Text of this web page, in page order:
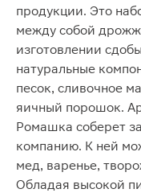
продукции. Это
между собой
изготовлении
натуральные
песок, сливочное
яичный порошок.
Ромашка соберет
компанию. К ней
мед, варенье,
Обладая высокой